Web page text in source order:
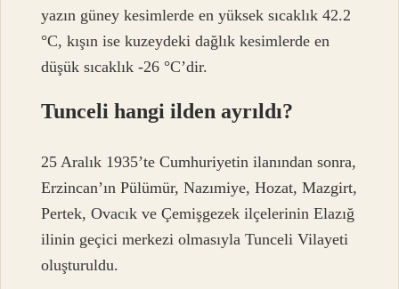
yazın güney kesimlerde en yüksek sıcaklık 42.2
°C, kışın ise kuzeydeki dağlık kesimlerde en
düşük sıcaklık -26 °C’dir.
Tunceli hangi ilden ayrıldı?
25 Aralık 1935’te Cumhuriyetin ilanından sonra,
Erzincan’ın Pülümür, Nazımiye, Hozat, Mazgirt,
Pertek, Ovacık ve Çemişgezek ilçelerinin Elazığ
ilinin geçici merkezi olmasıyla Tunceli Vilayeti
oluşturuldu.